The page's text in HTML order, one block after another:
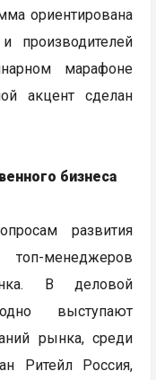
ориентирована
производителей
марафоне
акцент сделан
бизнеса
развития
менеджеров
В деловой
выступают
рынка, среди
Ритейл Россия,